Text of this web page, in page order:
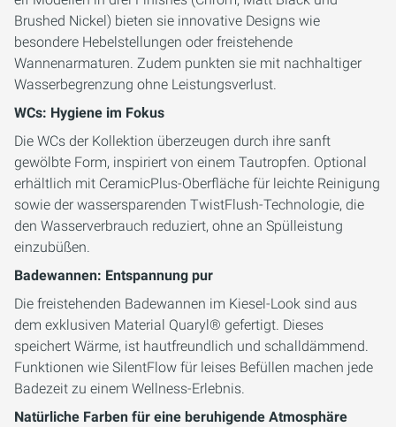
Brushed Nickel) bieten sie innovative Designs wie
besondere Hebelstellungen oder freistehende
Wannenarmaturen. Zudem punkten sie mit nachhaltiger
Wasserbegrenzung ohne Leistungsverlust.
WCs: Hygiene im Fokus
Die WCs der Kollektion überzeugen durch ihre sanft
gewölbte Form, inspiriert von einem Tautropfen. Optional
erhältlich mit CeramicPlus-Oberfläche für leichte Reinigung
sowie der wassersparenden TwistFlush-Technologie, die
den Wasserverbrauch reduziert, ohne an Spülleistung
einzubüßen.
Badewannen: Entspannung pur
Die freistehenden Badewannen im Kiesel-Look sind aus
dem exklusiven Material Quaryl® gefertigt. Dieses
speichert Wärme, ist hautfreundlich und schalldämmend.
Funktionen wie SilentFlow für leises Befüllen machen jede
Badezeit zu einem Wellness-Erlebnis.
Natürliche Farben für eine beruhigende Atmosphäre